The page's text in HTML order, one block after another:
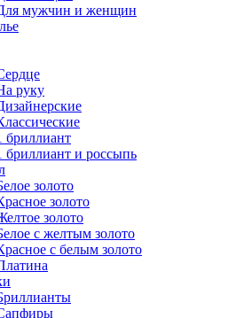
мужчин и женщин
руку
бриллиант
бриллиант и россыпь
золото
золото
золото
с желтым золото
с белым золото